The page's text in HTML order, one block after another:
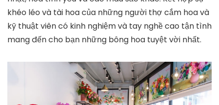
khéo léo và tài hoa của những người thợ cắm hoa và
kỹ thuật viên có kinh nghiệm và tay nghề cao tận tình
mang đến cho bạn những bông hoa tuyệt vời nhất.